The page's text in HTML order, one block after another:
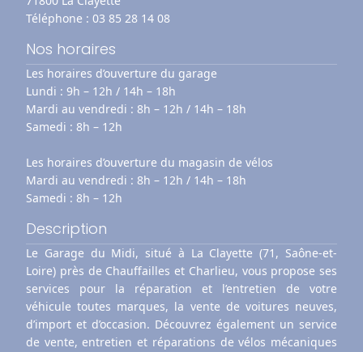
Téléphone : 03 85 28 14 08
Nos horaires
Les horaires d’ouverture du garage
Lundi : 9h – 12h / 14h – 18h
Mardi au vendredi : 8h – 12h / 14h – 18h
Samedi : 8h – 12h
Les horaires d’ouverture du magasin de vélos
Mardi au vendredi : 8h – 12h / 14h – 18h
Samedi : 8h – 12h
Description
Le Garage du Midi, situé à La Clayette (71, Saône-et-
Loire) près de Chauffailles et Charlieu, vous propose ses
services pour la réparation et l’entretien de votre
véhicule toutes marques, la vente de voitures neuves,
d’import et d’occasion. Découvrez également un service
de vente, entretien et réparations de vélos mécaniques